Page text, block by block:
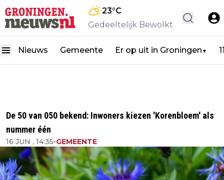
23°C
Gedeeltelijk Bewolkt
Nieuws Gemeente Er op uit in Groningen ▼
De 50 van 050 bekend: Inwoners kiezen 'Korenbloem' als
nummer één
16 JUN , 14:35•GEMEENTE